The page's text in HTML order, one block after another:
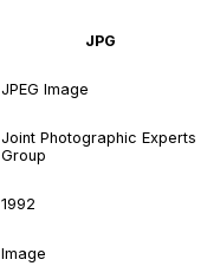
JPG
JPEG Image
Joint Photographic Experts
Group
1992
Image